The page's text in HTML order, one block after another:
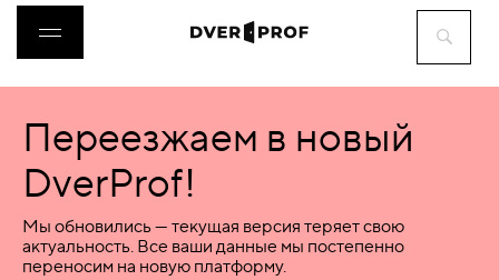
ДВЕРИ
ФУРНИТУРА
ВОРОТА
Переезжаем в новый
DverProf!
Мы обновились — текущая версия теряет свою
актуальность. Все ваши данные мы постепенно
переносим на новую платформу.